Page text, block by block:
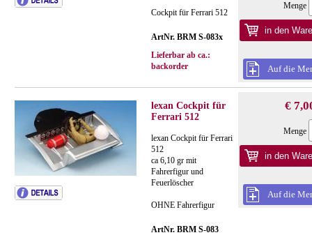
Cockpit für Ferrari 512
ArtNr. BRM S-083x
Lieferbar ab ca.:
backorder
Menge
Auf die
lexan Cockpit für
Ferrari 512
lexan Cockpit für Ferrari
512
ca 6,10 gr mit
Fahrerfigur und
Feuerlöscher
OHNE Fahrerfigur
ArtNr. BRM S-083
€
Menge
Auf die